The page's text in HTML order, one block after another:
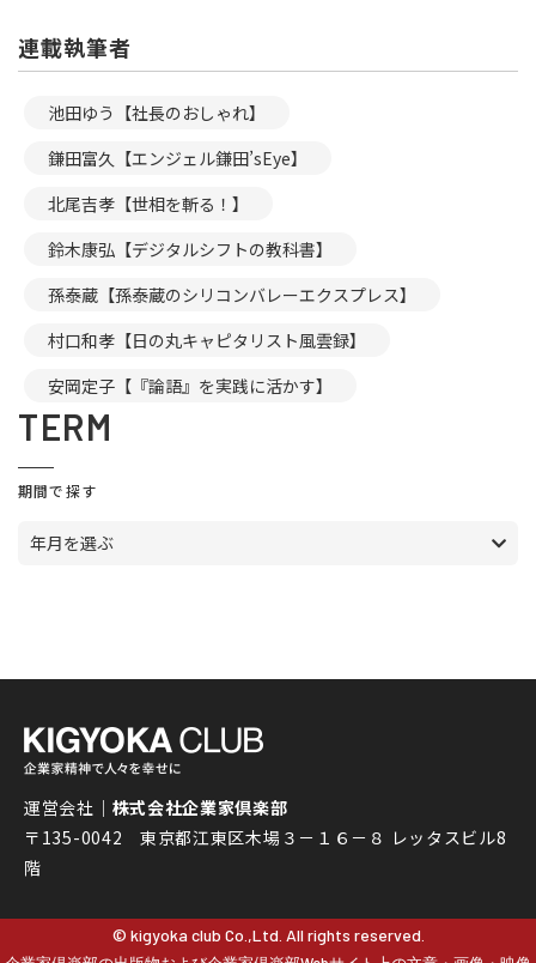
連載執筆者
池田ゆう【社長のおしゃれ】
鎌田富久【エンジェル鎌田’sEye】
北尾吉孝【世相を斬る！】
鈴木康弘【デジタルシフトの教科書】
孫泰蔵【孫泰蔵のシリコンバレーエクスプレス】
村口和孝【日の丸キャピタリスト風雲録】
安岡定子【『論語』を実践に活かす】
TERM
期間で探す
年月を選ぶ
運営会社｜ 株式会社企業家倶楽部
〒135-0042 東京都江東区木場３－１６－８ レッタスビル8
階
© kigyoka club Co.,Ltd. All rights reserved.